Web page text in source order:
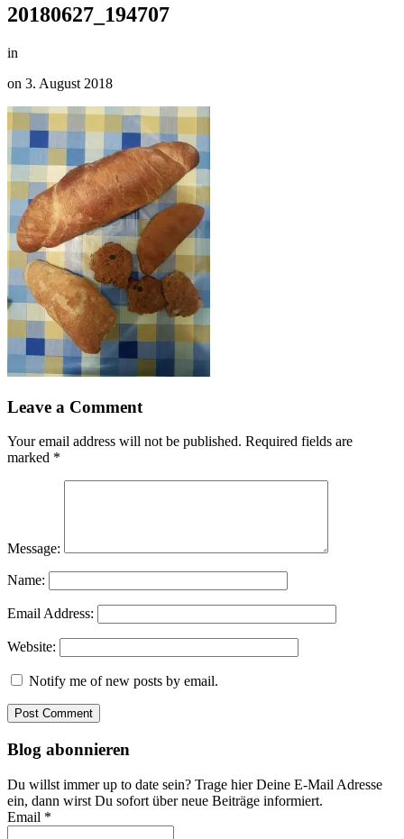
20180627_194707
in
on 3. August 2018
Leave a Comment
Your email address will not be published. Required fields are
marked *
Message:
Name:
Email Address:
Website:
Notify me of new posts by email.
Blog abonnieren
Du willst immer up to date sein? Trage hier Deine E-Mail Adresse
ein, dann wirst Du sofort über neue Beiträge informiert.
Email *